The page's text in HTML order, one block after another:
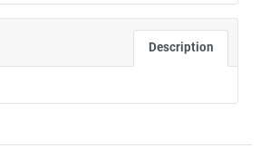
Description